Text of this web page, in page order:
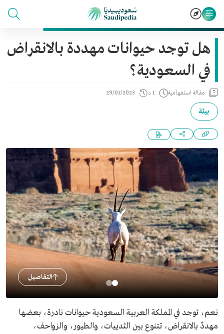
هل توجد حيوانات مهددة بالانقراض
في السعودية؟
مقالة استفهامية 1 د 29/01/2023
بيئة
التفاصيل
نعم، توجد في المملكة العربية السعودية حيوانات نادرة، بعضها
مهددٌ بالانقراض، تتنوع بين الثدييات، والطيور، والزواحف،